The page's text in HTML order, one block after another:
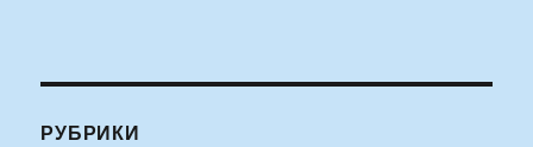
РУБРИКИ